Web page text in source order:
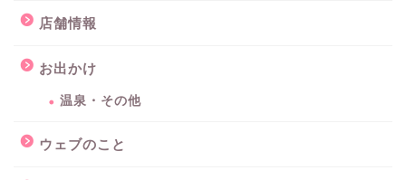
店舗情報
お出かけ
温泉・その他
ウェブのこと